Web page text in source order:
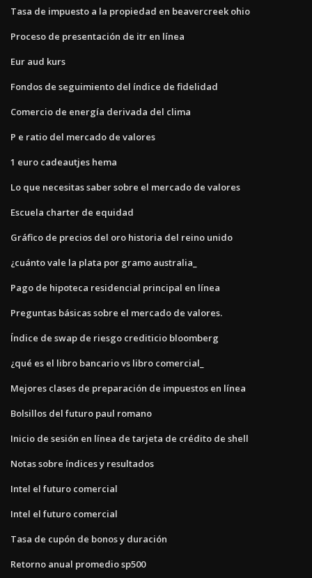
Tasa de impuesto a la propiedad en beavercreek ohio
Proceso de presentación de itr en línea
Eur aud kurs
Fondos de seguimiento del índice de fidelidad
Comercio de energía derivada del clima
P e ratio del mercado de valores
1 euro cadeautjes hema
Lo que necesitas saber sobre el mercado de valores
Escuela charter de equidad
Gráfico de precios del oro historia del reino unido
¿cuánto vale la plata por gramo australia_
Pago de hipoteca residencial principal en línea
Preguntas básicas sobre el mercado de valores.
Índice de swap de riesgo crediticio bloomberg
¿qué es el libro bancario vs libro comercial_
Mejores clases de preparación de impuestos en línea
Bolsillos del futuro paul romano
Inicio de sesión en línea de tarjeta de crédito de shell
Notas sobre índices y resultados
Intel el futuro comercial
Intel el futuro comercial
Tasa de cupón de bonos y duración
Retorno anual promedio sp500